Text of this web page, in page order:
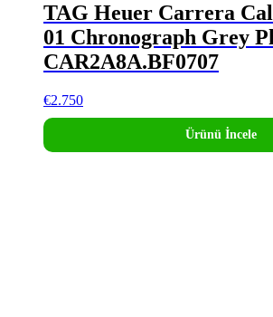
TAG Heuer Carrera
01 Chronograph Grey
CAR2A8A.BF0707
€2.750
Ürünü İncele